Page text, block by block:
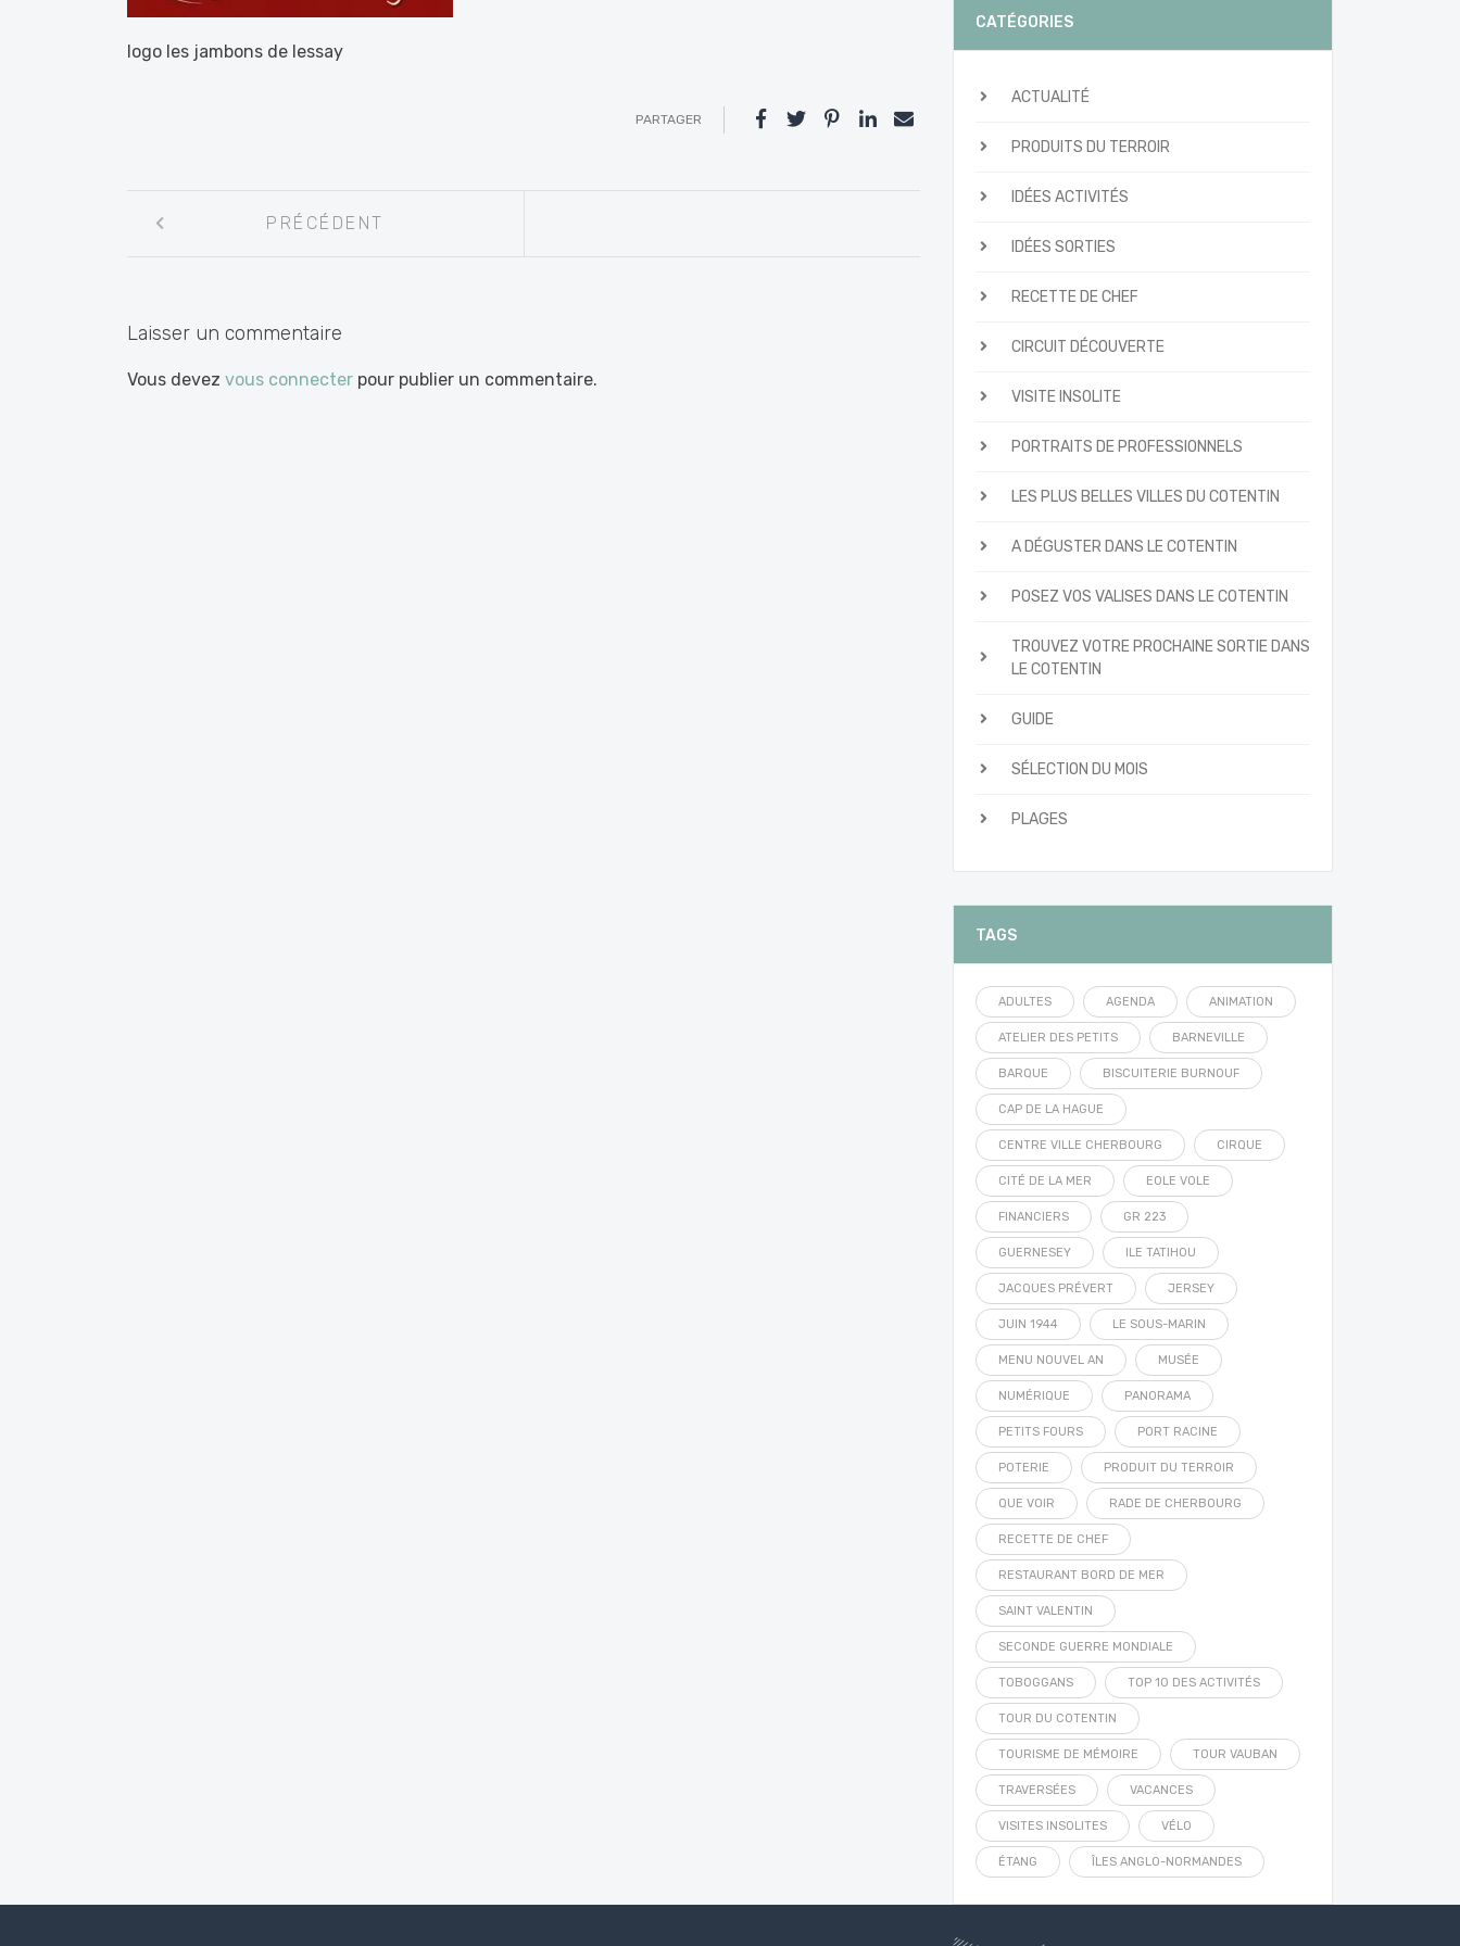
logo les jambons de lessay
PARTAGER
entre
PRÉCÉDENT
Laisser un commentaire
Vous devez vous connecter pour publier un commentaire.
CATÉGORIES
ACTUALITÉ
PRODUITS DU TERROIR
IDÉES ACTIVITÉS
IDÉES SORTIES
RECETTE DE CHEF
CIRCUIT DÉCOUVERTE
VISITE INSOLITE
PORTRAITS DE PROFESSIONNELS
LES PLUS BELLES VILLES DU COTENTIN
A DÉGUSTER DANS LE COTENTIN
POSEZ VOS VALISES DANS LE COTENTIN
TROUVEZ VOTRE PROCHAINE SORTIE DANS
LE COTENTIN
GUIDE
SÉLECTION DU MOIS
PLAGES
TAGS
ADULTES AGENDA ANIMATION
ATELIER DES PETITS BARNEVILLE
BARQUE BISCUITERIE BURNOUF
CAP DE LA HAGUE
CENTRE VILLE CHERBOURG CIRQUE
CITÉ DE LA MER EOLE VOLE
FINANCIERS GR 223
GUERNESEY ILE TATIHOU
JACQUES PRÉVERT JERSEY
JUIN 1944 LE SOUS-MARIN
MENU NOUVEL AN MUSÉE
NUMÉRIQUE PANORAMA
PETITS FOURS PORT RACINE
POTERIE PRODUIT DU TERROIR
QUE VOIR RADE DE CHERBOURG
RECETTE DE CHEF
RESTAURANT BORD DE MER
SAINT VALENTIN
SECONDE GUERRE MONDIALE
TOBOGGANS TOP 10 DES ACTIVITÉS
TOUR DU COTENTIN
TOURISME DE MÉMOIRE TOUR VAUBAN
TRAVERSÉES VACANCES
VISITES INSOLITES VÉLO
ÉTANG ÎLES ANGLO-NORMANDES